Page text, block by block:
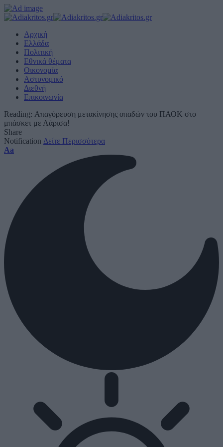
Αρχική
Ελλάδα
Πολιτική
Εθνικά θέματα
Οικονομία
Αστυνομικό
Διεθνή
Επικοινωνία
Reading: Απαγόρευση μετακίνησης οπαδών του ΠΑΟΚ στο
μπάσκετ με Λάρισα!
Share
Notification Δείτε Περισσότερα
Font
Aa